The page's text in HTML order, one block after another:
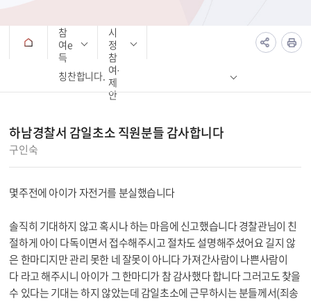
참
여e
득
시
정
참
여·
제
안
칭찬합니다.
하남경찰서 감일초소 직원분들 감사합니다
구인숙
몇주전에 아이가 자전거를 분실했습니다
솔직히 기대하지 않고 혹시나 하는 마음에 신고했습니다 경찰관님이 친
절하게 아이 다독이면서 접수해주시고 절차도 설명해주셨어요 길지 않
은 한마디지만 관리 못한 네 잘못이 아니다 가져간사람이 나쁜사람이
다 라고 해주시니 아이가 그 한마디가 참 감사했다 합니다 그러고도 찾을
수 있다는 기대는 하지 않았는데 감일초소에 근무하시는 분들께서(죄송